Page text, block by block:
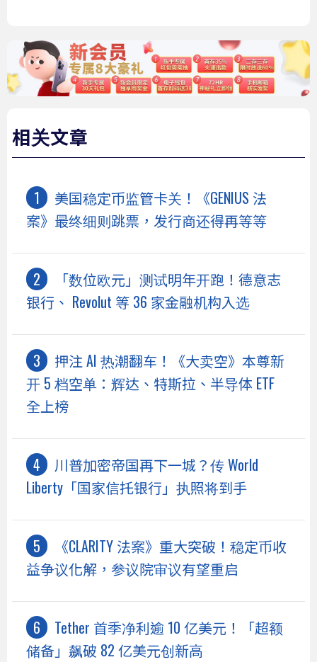
相关文章
美国稳定币监管卡关！《GENIUS 法
案》最终细则跳票，发行商还得再等等
「数位欧元」测试明年开跑！德意志
银行、 Revolut 等 36 家金融机构入选
押注 AI 热潮翻车！《大卖空》本尊新
开 5 档空单：辉达、特斯拉、半导体 ETF
全上榜
川普加密帝国再下一城？传 World
Liberty「国家信托银行」执照将到手
《CLARITY 法案》重大突破！稳定币收
益争议化解，参议院审议有望重启
Tether 首季净利逾 10 亿美元！「超额
储备」飙破 82 亿美元创新高